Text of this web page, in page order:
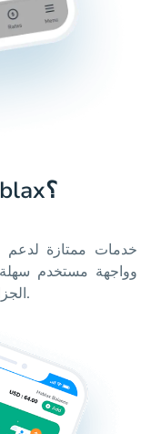
لماذا تستخدم Hablax؟
وواجهة مستخدم سهلة
الجزائر بسرعة وكفاءة مع ضمان جودة الخدمة.